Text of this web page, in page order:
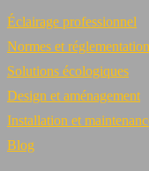
Éclairage professionnel
Normes et
Solutions écologiques
Design et aménagement
Installation et
Blog